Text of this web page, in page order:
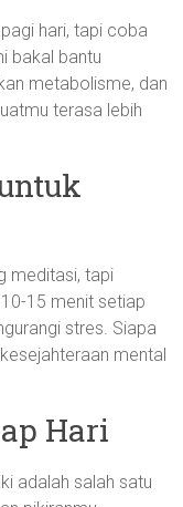
hari, tapi coba
bakal bantu
metabolisme, dan
terasa lebih
meditasi, tapi
15 menit setiap
stres. Siapa
mental
Hari
adalah salah satu